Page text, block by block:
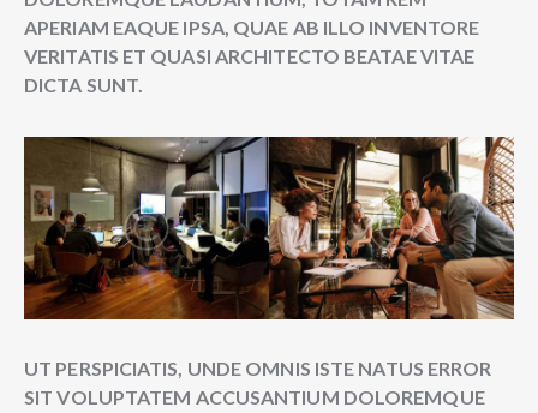
APERIAM EAQUE IPSA, QUAE AB ILLO INVENTORE
VERITATIS ET QUASI ARCHITECTO BEATAE VITAE
DICTA SUNT.
UT PERSPICIATIS, UNDE OMNIS ISTE NATUS ERROR
SIT VOLUPTATEM ACCUSANTIUM DOLOREMQUE